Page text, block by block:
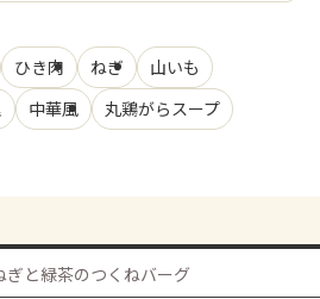
ひき肉 ねぎ
山いも
中華風 丸鶏がらスープ
ぎと緑茶のつくねバーグ